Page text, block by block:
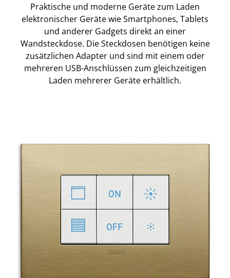
Praktische und moderne Geräte zum Laden
elektronischer Geräte wie Smartphones, Tablets
und anderer Gadgets direkt an einer
Wandsteckdose. Die Steckdosen benötigen keine
zusätzlichen Adapter und sind mit einem oder
mehreren USB-Anschlüssen zum gleichzeitigen
Laden mehrerer Geräte erhältlich.